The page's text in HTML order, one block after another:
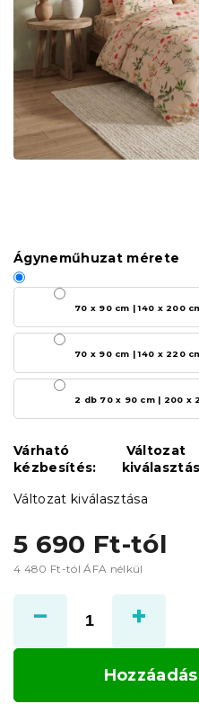
5 690 Ft-tól
4 480 Ft-tól ÁFA nélkül
Változat kiválasztása
Ágyneműhuzat mérete
70 x 90 cm | 140 x 200
70 x 90 cm | 140 x 220
2 db 70 x 90 cm | 200 x
Várható
kézbesítés:
Változat